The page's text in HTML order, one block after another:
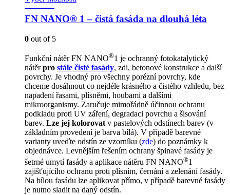
Kč/m2
FN NANO® 1 – čistá fasáda na dlouhá léta
0 out of 5
Funkční nátěr FN NANO®1 je ochranný fotokatalytický
nátěrpro stále čisté fasády, zdi, betonové konstrukce a další
povrchy. Je vhodný pro všechny porézní povrchy, kde
chceme dosáhnout co nejdéle krásného a čistého vzhledu, bez
napadení řasami, plísněmi, houbami a dalšími
mikroorganismy. Zaručuje mimořádně účinnou ochranu
podkladu proti UV záření, degradaci povrchu a šisování
barev. Lze jej kolorovat v pastelových odstínech barev (v
základním provedení je barva bílá). V případě barevné
varianty uveďte odstín ze vzorníku (zde) do poznámky k
objednávce. Levnějším řešením ochrany špinavé fasády je
šetrné umytí fasády a aplikace nátěru FN NANO®1
zajišťujícího ochranu proti plísním, černání a zelenání fasády.
Na bílou fasádu lze aplikovat přímo, v případě barevné fasády
je nutno sladit na daný odstín.